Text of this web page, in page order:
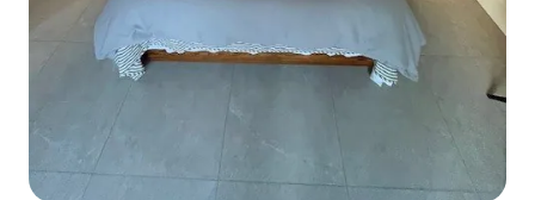
Sumner offre d'excellentes conditions
de surf adaptées à tous les niveaux et
idéales pour le SUP. Ou allez à Taylor's
Mistake (10 min) pour quelque chose de
plus difficile. Apprenez à surfer à
Sumner Beach, téléphonez à Aaron
(0800 80 surf). Parapente avec Nimbus
Paragliding 0800 111 611 Visite des sites